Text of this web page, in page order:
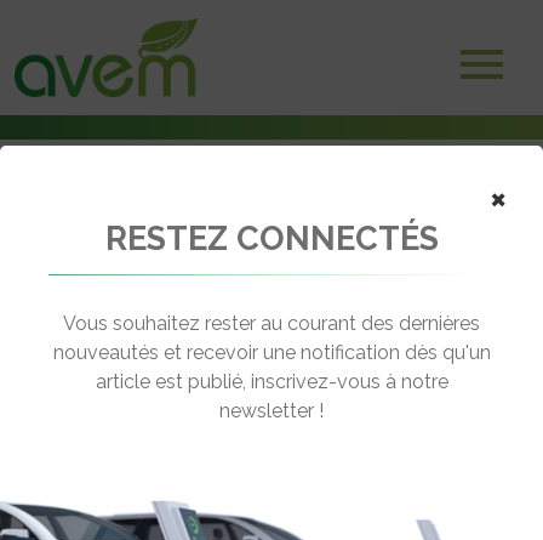
Voitures électriques
TOYOTA RAV4 EV
[wppr_avg_rating id="41284"]
Prix :49800 $ (38000 )€
×
RESTEZ CONNECTÉS
Vous souhaitez rester au courant des dernières
nouveautés et recevoir une notification dès qu'un
article est publié, inscrivez-vous à notre
newsletter !